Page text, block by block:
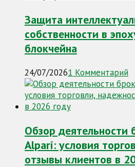
Защита
собственности в
блокчейна
24/07/20261 Комментарий
Обзор деятельности
Alpari: условия
отзывы клиентов в